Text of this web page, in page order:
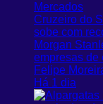
Mercados
Cruzeiro do
sobe com
Morgan
empresas de
Felipe
Há 1 dia